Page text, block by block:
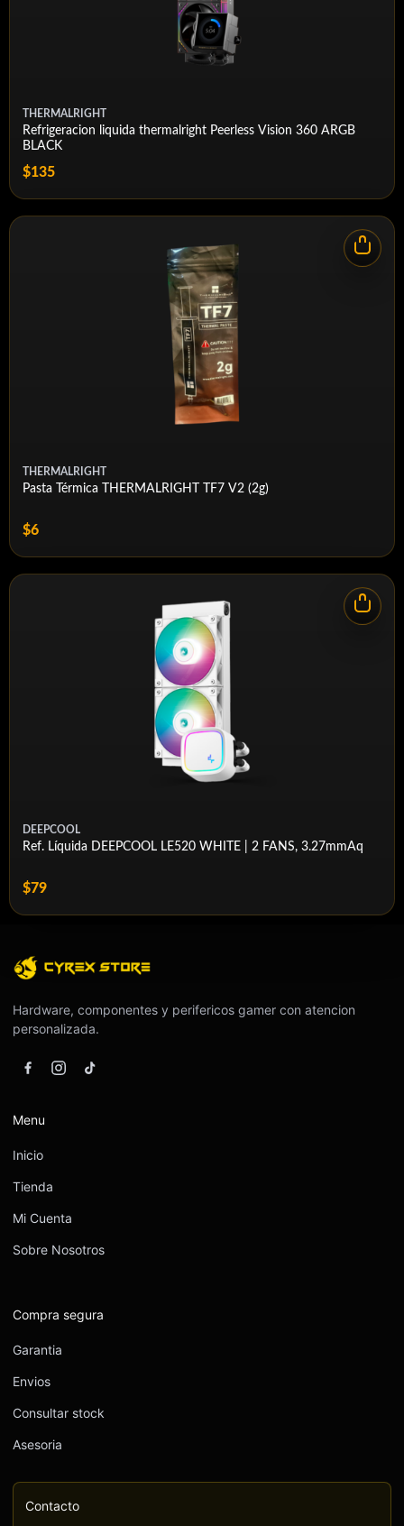
Bearing Type：S-FDB V2 Bearing
THERMALRIGHT
Refrigeracion liquida thermalright Peerless Vision 360 ARGB
BLACK
$135
THERMALRIGHT
Pasta Térmica THERMALRIGHT TF7 V2 (2g)
$6
DEEPCOOL
Ref. Líquida DEEPCOOL LE520 WHITE | 2 FANS, 3.27mmAq
$79
Hardware, componentes y perifericos gamer con atencion
personalizada.
Menu
Inicio
Tienda
Mi Cuenta
Sobre Nosotros
Compra segura
Garantia
Envios
Consultar stock
Asesoria
Contacto